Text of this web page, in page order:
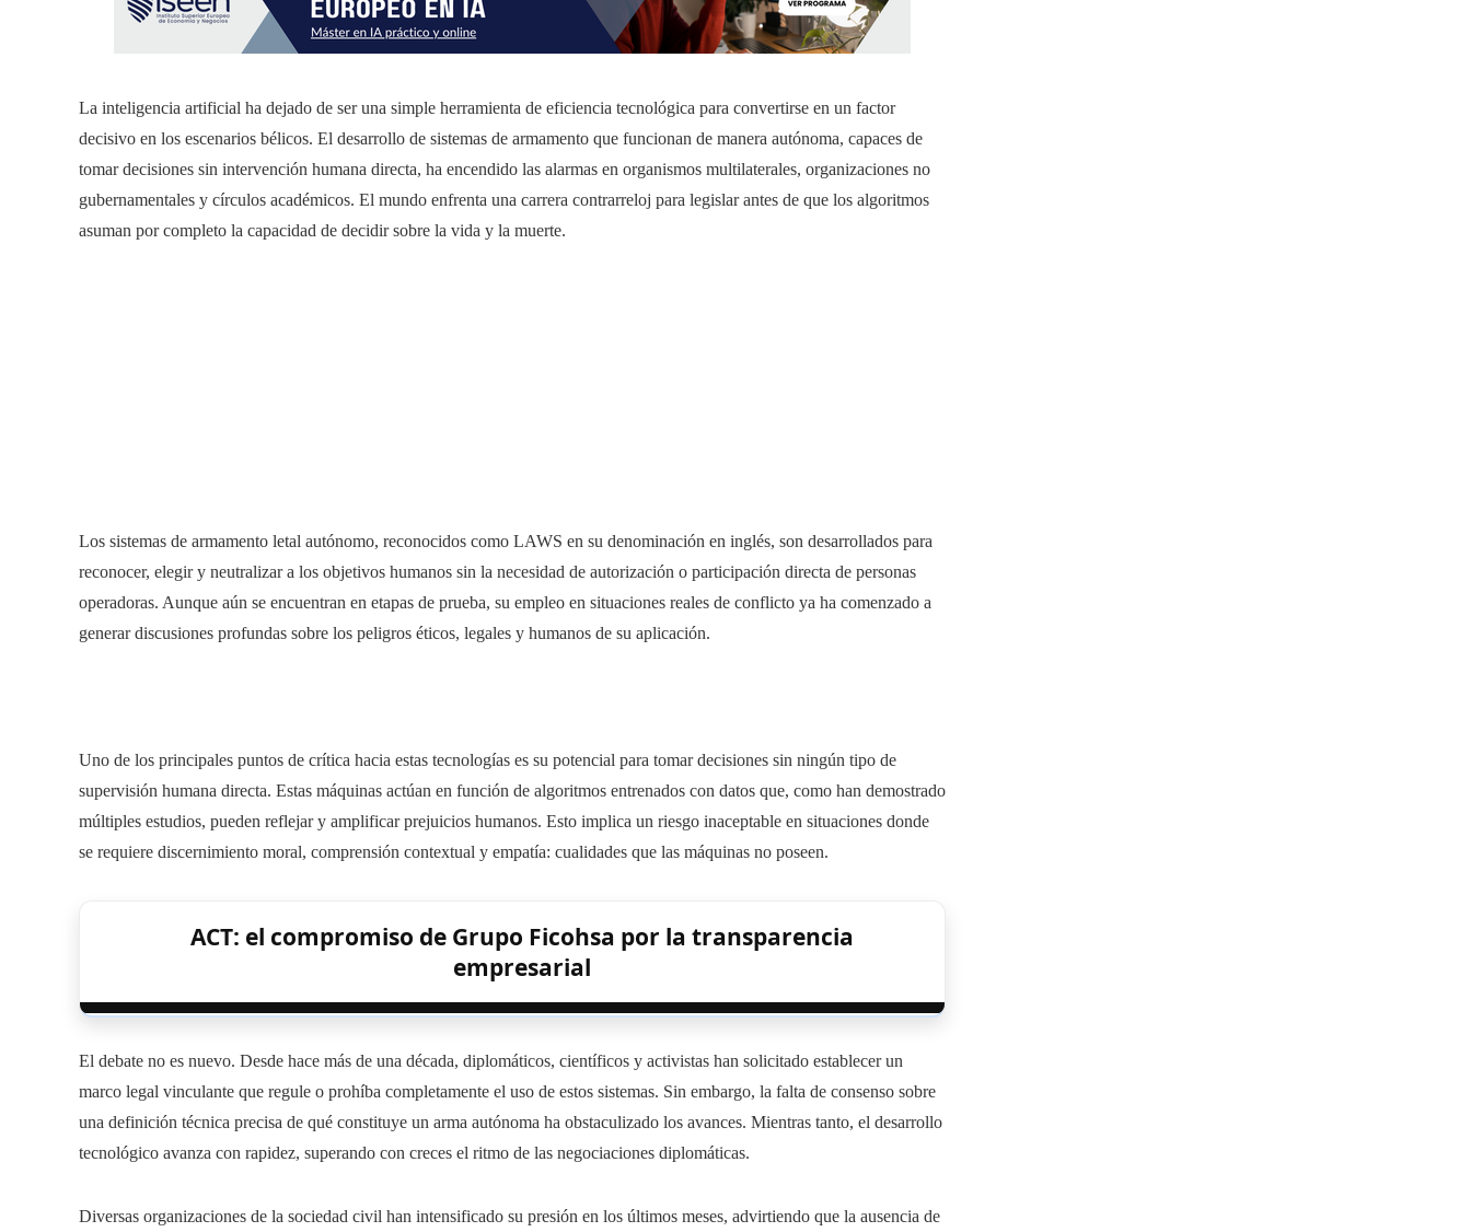
La inteligencia artificial ha dejado de ser una simple herramienta de eficiencia tecnológica para convertirse en un factor
decisivo en los escenarios bélicos. El desarrollo de sistemas de armamento que funcionan de manera autónoma, capaces de
tomar decisiones sin intervención humana directa, ha encendido las alarmas en organismos multilaterales, organizaciones no
gubernamentales y círculos académicos. El mundo enfrenta una carrera contrarreloj para legislar antes de que los algoritmos
asuman por completo la capacidad de decidir sobre la vida y la muerte.
Los sistemas de armamento letal autónomo, reconocidos como LAWS en su denominación en inglés, son desarrollados para
reconocer, elegir y neutralizar a los objetivos humanos sin la necesidad de autorización o participación directa de personas
operadoras. Aunque aún se encuentran en etapas de prueba, su empleo en situaciones reales de conflicto ya ha comenzado a
generar discusiones profundas sobre los peligros éticos, legales y humanos de su aplicación.
Uno de los principales puntos de crítica hacia estas tecnologías es su potencial para tomar decisiones sin ningún tipo de
supervisión humana directa. Estas máquinas actúan en función de algoritmos entrenados con datos que, como han demostrado
múltiples estudios, pueden reflejar y amplificar prejuicios humanos. Esto implica un riesgo inaceptable en situaciones donde
se requiere discernimiento moral, comprensión contextual y empatía: cualidades que las máquinas no poseen.
ACT: el compromiso de Grupo Ficohsa por la transparencia
empresarial
El debate no es nuevo. Desde hace más de una década, diplomáticos, científicos y activistas han solicitado establecer un
marco legal vinculante que regule o prohíba completamente el uso de estos sistemas. Sin embargo, la falta de consenso sobre
una definición técnica precisa de qué constituye un arma autónoma ha obstaculizado los avances. Mientras tanto, el desarrollo
tecnológico avanza con rapidez, superando con creces el ritmo de las negociaciones diplomáticas.
Diversas organizaciones de la sociedad civil han intensificado su presión en los últimos meses, advirtiendo que la ausencia de